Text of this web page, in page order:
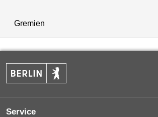
Gremien
Service